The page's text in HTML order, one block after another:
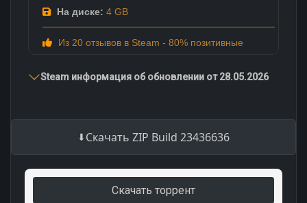
На диске: 4 GB
Из 20 отзывов в Steam - 80% позитивные
Steam информация об обновлении от 28.05.2026
Скачать ZIP Build 23436636
Скачать торрент